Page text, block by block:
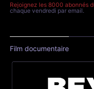
Rejoignez les 8000 abonnés
chaque vendredi par email.
Film documentaire